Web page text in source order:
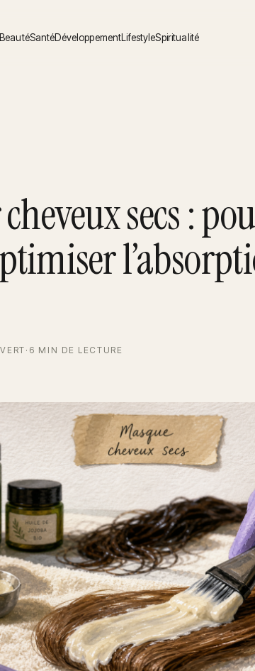
SantéDéveloppementLifestyleSpiritualité
secs :
· 6 MIN DE LECTURE